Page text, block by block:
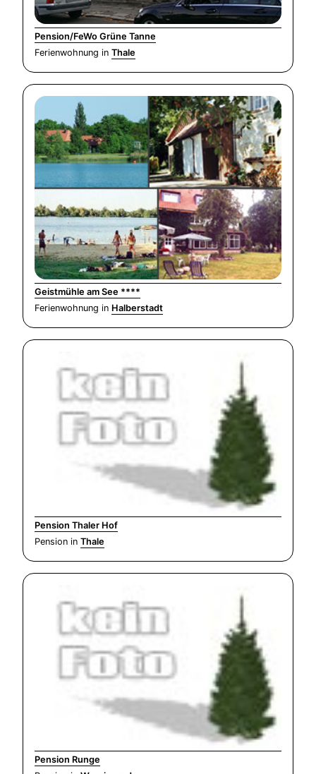
Pension/FeWo Grüne Tanne
Ferienwohnung in Thale
Geistmühle am See ****
Ferienwohnung in Halberstadt
Pension Thaler Hof
Pension in Thale
Pension Runge